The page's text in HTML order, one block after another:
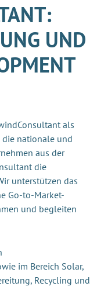
UND
als
die nationale und
aus der
die
unterstützen das
Go-to-Market-
und begleiten
im Bereich Solar,
Recycling und